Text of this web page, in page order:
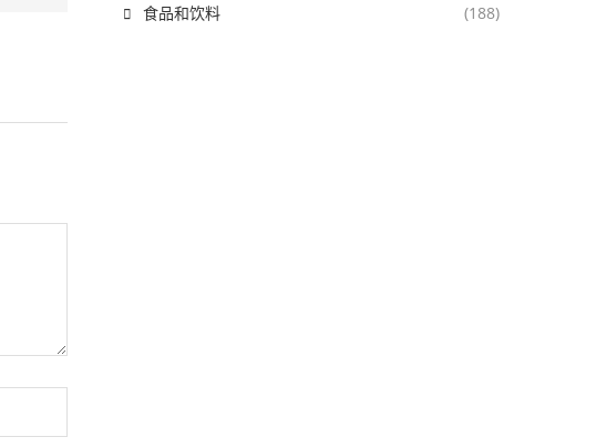
食品和饮料 (188)